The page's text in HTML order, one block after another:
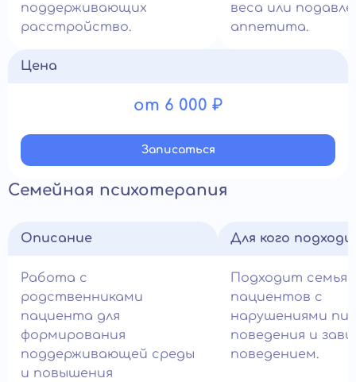
поддерживающих
расстройство.
веса или
аппетита.
Цена
от 6 000 ₽
Записатьcя
Семейная психотерапия
Описание
Работа с
родственниками
пациента для
формирования
поддерживающей среды
и повышения
Для кого
Подходит
пациентов с
нарушениями
поведения и
поведением.